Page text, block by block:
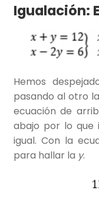
Igualación:
Hemos
pasando al otro
ecuación de
abajo por lo que
igual. Con la
para hallar la y.